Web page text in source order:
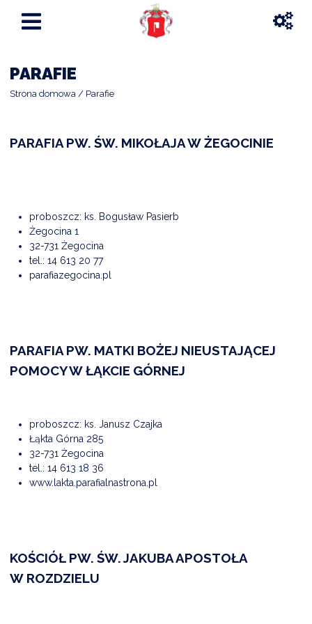
PARAFIE
Strona domowa Parafie
PARAFIA PW. ŚW. MIKOŁAJA W ŻEGOCINIE
proboszcz: ks. Bogusław Pasierb
Żegocina 1
32-731 Żegocina
tel.: 14 613 20 77
parafiazegocina.pl
PARAFIA PW. MATKI BOŻEJ NIEUSTAJĄCEJ
POMOCY W ŁĄKCIE GÓRNEJ
proboszcz: ks. Janusz Czajka
Łąkta Górna 285
32-731 Żegocina
tel.: 14 613 18 36
www.lakta.parafialnastrona.pl
KOŚCIÓŁ PW. ŚW. JAKUBA APOSTOŁA
W ROZDZIELU